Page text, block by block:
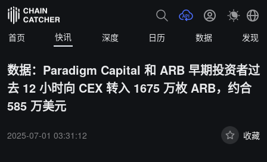
首页 快讯 深度 日历 数据 发现
数据：Paradigm Capital 和 ARB 早期投资者过
去 12 小时向 CEX 转入 1675 万枚 ARB，约合
585 万美元
2025-07-01 03:31:12 收藏